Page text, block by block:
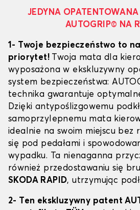
JEDYNA
AUTOGRIP© NA
1- Twoje bezpieczeństwo to
priorytet! Twoja mata dla
wyposażona w ekskluzywny
system bezpieczeństwa:
technika gwarantuje
Dzięki antypoślizgowemu
samoprzylepnemu mata
idealnie na swoim miejscu bez
się pod pedałami i
wypadku. Ta nienaganna
również przedostawaniu się
SKODA RAPID, utrzymując
2- Ten ekskluzywny patent